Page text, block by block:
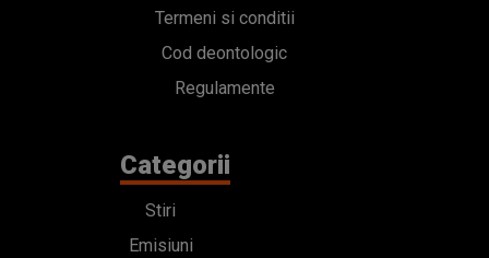
Termeni si conditii
Cod deontologic
Regulamente
Categorii
Stiri
Emisiuni